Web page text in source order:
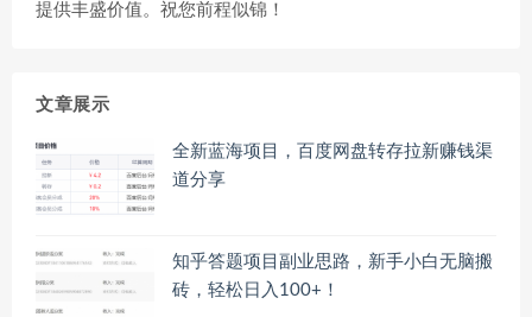
提供丰盛价值。祝您前程似锦！
文章展示
全新蓝海项目，百度网盘转存拉新赚钱渠
道分享
知乎答题项目副业思路，新手小白无脑搬
砖，轻松日入100+！